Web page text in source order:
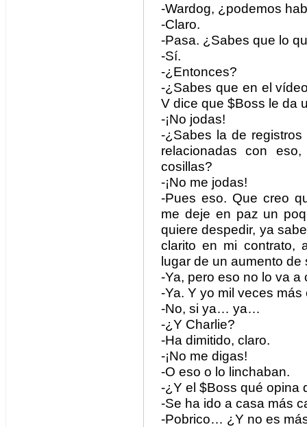
-Wardog, ¿podemos
-Claro.
-Pasa. ¿Sabes que lo
-Sí.
-¿Entonces?
-¿Sabes que en el
V dice que $Boss le da
-¡No jodas!
-¿Sabes la de
relacionadas con
cosillas?
-¡No me jodas!
-Pues eso. Que creo
me deje en paz un
quiere despedir, ya
clarito en mi contrato,
lugar de un aumento de
-Ya, pero eso no lo va
-Ya. Y yo mil veces más
-No, si ya… ya…
-¿Y Charlie?
-Ha dimitido, claro.
-¡No me digas!
-O eso o lo linchaban.
-¿Y el $Boss qué opina
-Se ha ido a casa más
-Pobrico… ¿Y no es